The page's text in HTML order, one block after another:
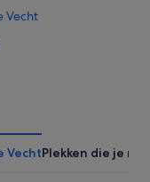
Vecht
VechtPlekken die je